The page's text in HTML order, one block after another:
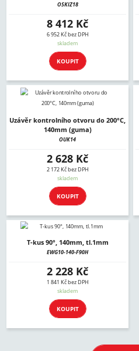
OSKIZ18
8 412 Kč
6 952 Kč bez DPH
skladem
KOUPIT
Uzávěr kontrolního otvoru do 200°C,
140mm (guma)
OUK14
2 628 Kč
2 172 Kč bez DPH
skladem
KOUPIT
T-kus 90°, 140mm, tl.1mm
EWG10-140-F90H
2 228 Kč
1 841 Kč bez DPH
skladem
KOUPIT